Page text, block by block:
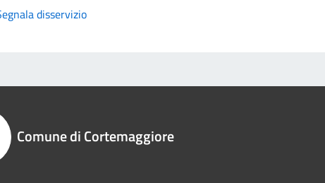
disservizio
Comune di Cortemaggiore